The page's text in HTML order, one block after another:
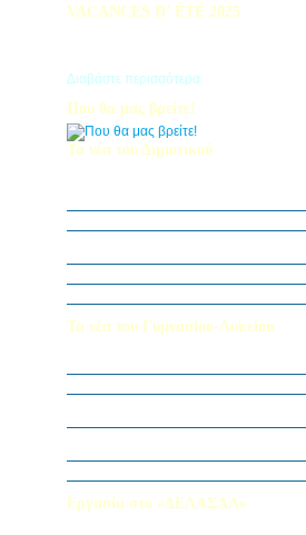
VACANCES D’ ÉTÉ 2025
Διαβάστε περισσότερα
Που θα μας βρείτε!
Τα νέα του Δημοτικού
Τα νέα του Γυμνασίου-Λυκείου
Εργασία στο «ΔΕΛΑΣΑΛ»